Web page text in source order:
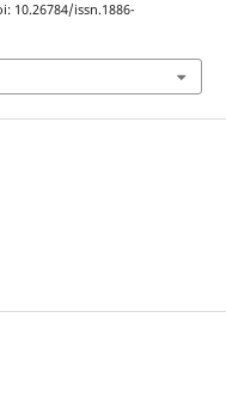
10.26784/issn.1886-